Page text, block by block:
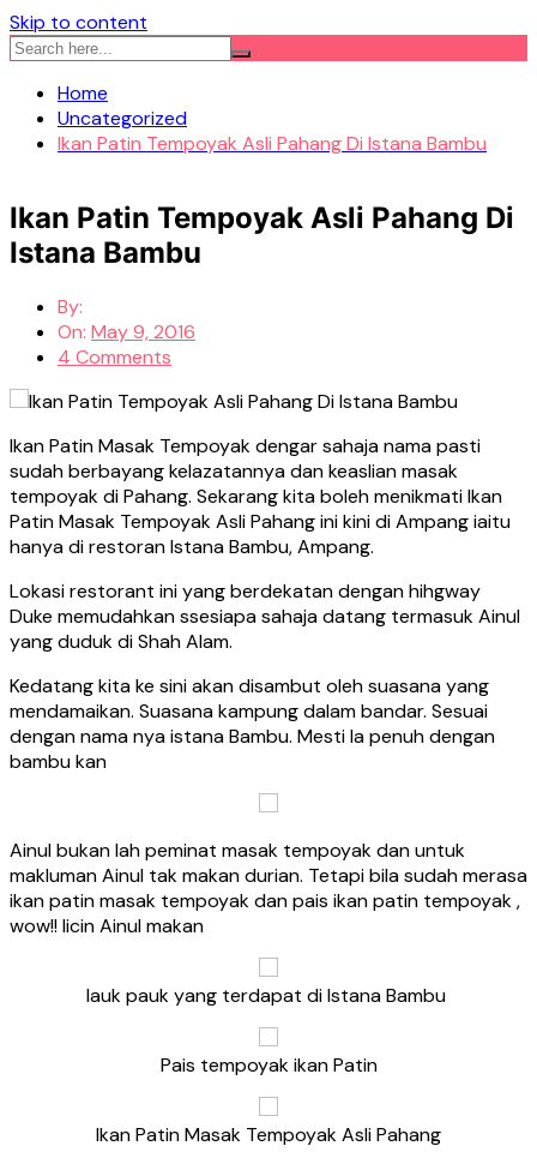
Skip to content
Home
Uncategorized
Ikan Patin Tempoyak Asli Pahang Di Istana Bambu
Ikan Patin Tempoyak Asli Pahang Di
Istana Bambu
By:
On: May 9, 2016
4 Comments
Ikan Patin Masak Tempoyak dengar sahaja nama pasti
sudah berbayang kelazatannya dan keaslian masak
tempoyak di Pahang. Sekarang kita boleh menikmati Ikan
Patin Masak Tempoyak Asli Pahang ini kini di Ampang iaitu
hanya di restoran Istana Bambu, Ampang.
Lokasi restorant ini yang berdekatan dengan hihgway
Duke memudahkan ssesiapa sahaja datang termasuk Ainul
yang duduk di Shah Alam.
Kedatang kita ke sini akan disambut oleh suasana yang
mendamaikan. Suasana kampung dalam bandar. Sesuai
dengan nama nya istana Bambu. Mesti la penuh dengan
bambu kan
Ainul bukan lah peminat masak tempoyak dan untuk
makluman Ainul tak makan durian. Tetapi bila sudah merasa
ikan patin masak tempoyak dan pais ikan patin tempoyak ,
wow!! licin Ainul makan
lauk pauk yang terdapat di Istana Bambu
Pais tempoyak ikan Patin
Ikan Patin Masak Tempoyak Asli Pahang